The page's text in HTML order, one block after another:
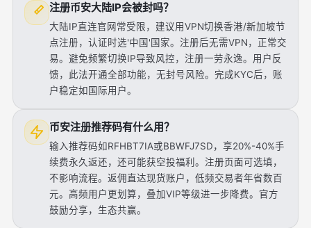
注册币安大陆IP会被封吗？
大陆IP直连官网常受限，建议用VPN切换香港/新加坡节
点注册，认证时选'中国'国家。注册后无需VPN，正常交
易。避免频繁切换IP导致风控，注册一劳永逸。用户反
馈，此法开通全部功能，无封号风险。完成KYC后，账
户稳定如国际用户。
币安注册推荐码有什么用？
输入推荐码如RFHBT7IA或BBWFJ7SD，享20%-40%手
续费永久返还，还可能获空投福利。注册页面可选填，
不影响流程。返佣直达现货账户，低频交易者年省数百
元。高频用户更划算，叠加VIP等级进一步降费。官方
鼓励分享，生态共赢。